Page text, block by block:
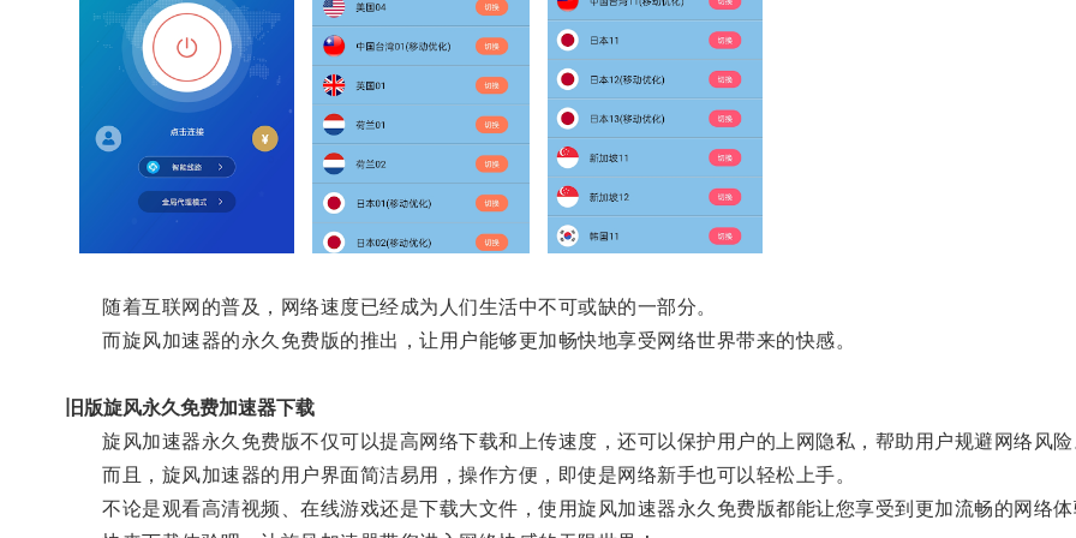
随着互联网的普及，网络速度已经成为人们生活中不可或缺的一部分。
而旋风加速器的永久免费版的推出，让用户能够更加畅快地享受网络世界带来的快感。
旧版旋风永久免费加速器下载
旋风加速器永久免费版不仅可以提高网络下载和上传速度，还可以保护用户的上网隐私，帮助用户规避网络风
而且，旋风加速器的用户界面简洁易用，操作方便，即使是网络新手也可以轻松上手。
不论是观看高清视频、在线游戏还是下载大文件，使用旋风加速器永久免费版都能让您享受到更加流畅的网络